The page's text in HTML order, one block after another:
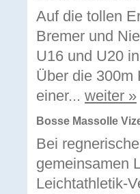
Auf die tollen
Bremer und
U16 und U20
Über die 300m
einer... weiter »
Bosse Massolle
Bei
gemeinsamen
Leichtathletik-